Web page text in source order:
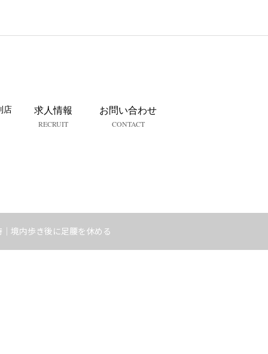
店 求人情報
RECRUIT
お問い合わせ
CONTACT
境内歩き後に足腰を休める